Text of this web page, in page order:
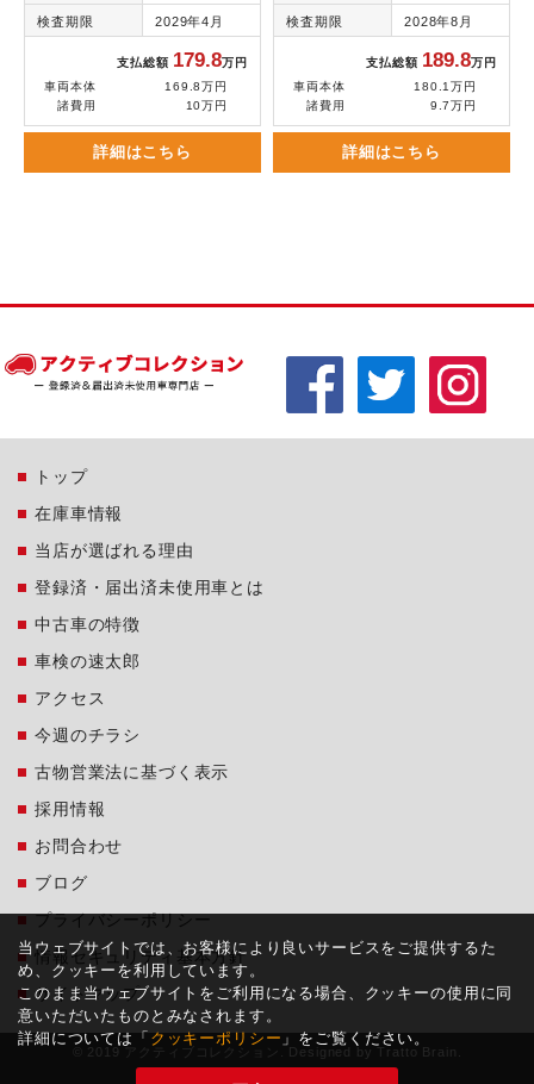
検査期限 2029年4月
支払総額 179.8万円
車両本体
169.8万円
諸費用
10万円
詳細はこちら
検査期限 2028年8月
支払総額 189.8万円
車両本体
180.1万円
諸費用
9.7万円
詳細はこちら
トップ
在庫車情報
当店が選ばれる理由
登録済・届出済未使用車とは
中古車の特徴
車検の速太郎
アクセス
今週のチラシ
古物営業法に基づく表示
採用情報
お問合わせ
ブログ
プライバシーポリシー
情報セキュリティ基本方針
サイトマップ
© 2019 アクティブコレクション. Designed by Tratto Brain
当ウェブサイトでは、お客様により良いサービスをご提供するた
め、クッキーを利用しています。
このまま当ウェブサイトをご利用になる場合、クッキーの使用に同
意いただいたものとみなされます。
詳細については「 クッキーポリシー 」をご覧ください。